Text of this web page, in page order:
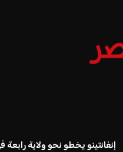
إنفانتينو يخطو نحو ولاية رابعة